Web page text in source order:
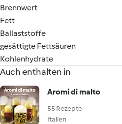
Brennwert
Fett
Ballaststoffe
gesättigte Fettsäuren
Kohlenhydrate
Auch enthalten in
Aromi di malto
55 Rezepte
Italien